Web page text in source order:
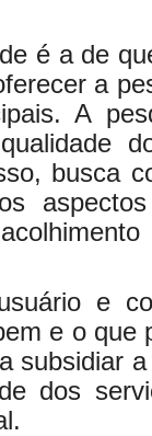
é a de
a
A
busca
e
e o que
subsidiar
dos